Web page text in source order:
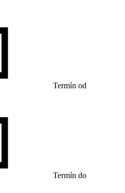
Termín od
Termín do